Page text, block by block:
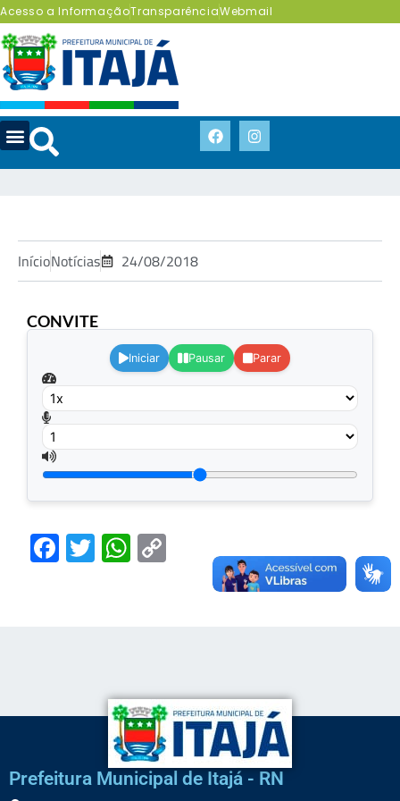
Acesso a InformaçãoTransparênciaWebmail
InícioNotícias 24/08/2018
CONVITE
Iniciar Pausar Parar
Facebook
TwitterWhatsApp
Copy
Link
Prefeitura Municipal de Itajá - RN